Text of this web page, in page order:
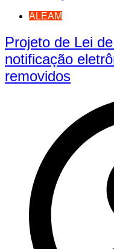
ALEAM
Projeto de Lei
notificação
removidos